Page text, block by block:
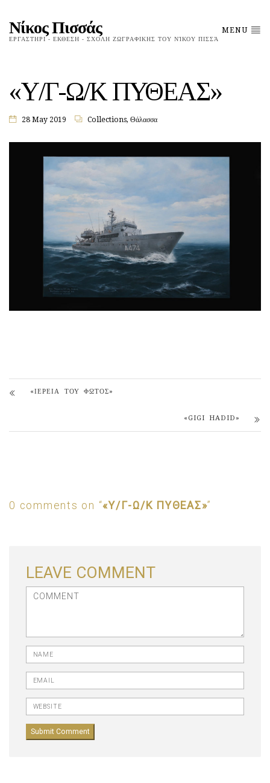
Νίκος Πισσάς
ΕΡΓΑΣΤΗΡΙ - ΕΚΘΕΣΗ - ΣΧΟΛΗ ΖΩΓΡΑΦΙΚΗΣ ΤΟΥ ΝΊΚΟΥ ΠΙΣΣΆ
MENU
«Υ/Γ-Ω/Κ ΠΥΘΕΑΣ»
28 May 2019 Collections, Θάλασσα
«ΙΕΡΕΙΑ ΤΟΥ ΦΩΤΟΣ»
«GIGI HADID»
0 comments on “«Υ/Γ-Ω/Κ ΠΥΘΕΑΣ»”
LEAVE COMMENT
<b>Comment</b> ( * )
Name
Email
Website